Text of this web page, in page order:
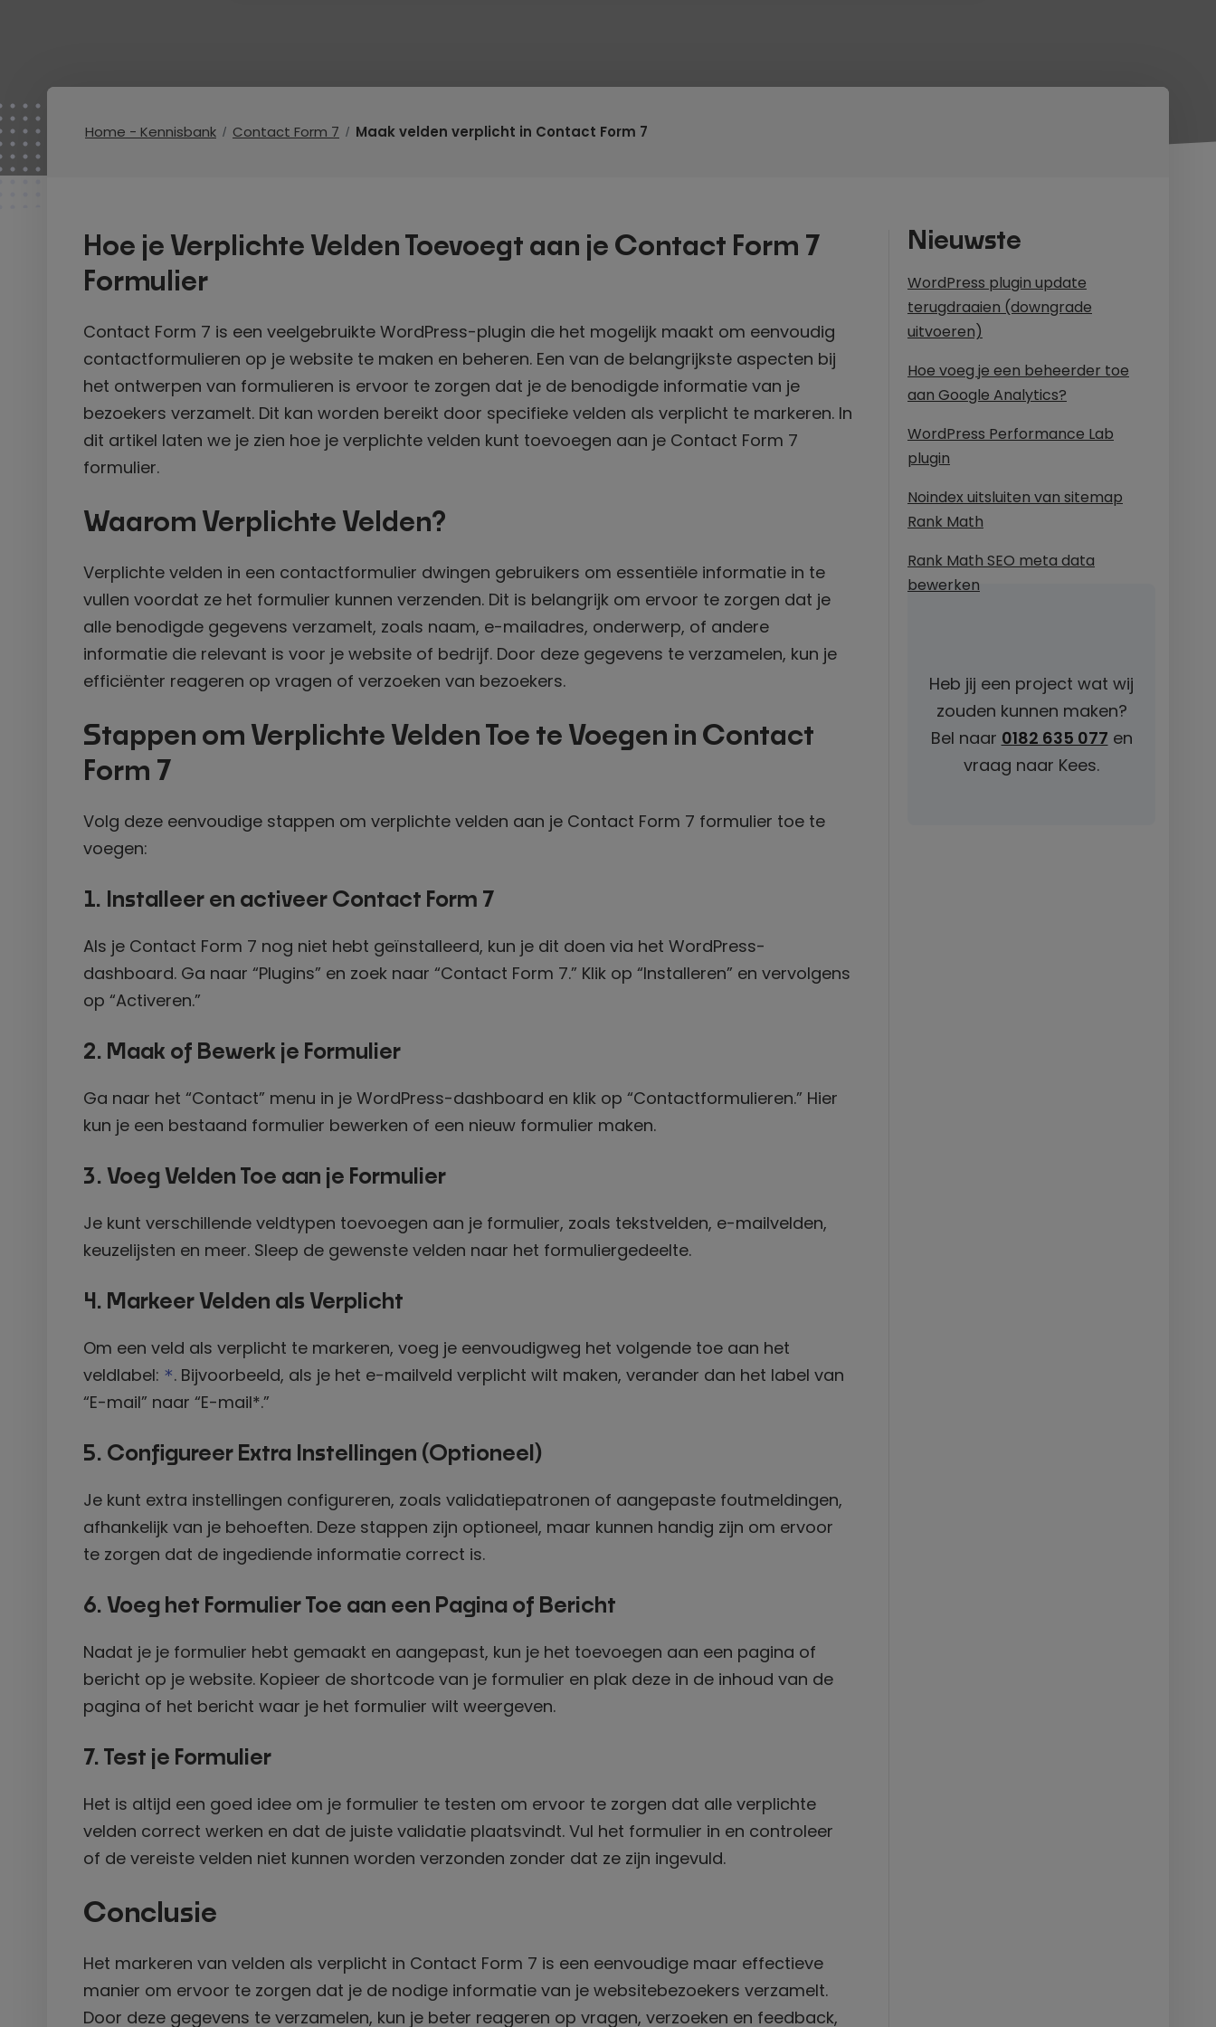
Home - Kennisbank Contact Form 7 Maak velden verplicht in Contact Form 7
Hoe je Verplichte Velden Toevoegt aan je Contact Form 7
Formulier
Contact Form 7 is een veelgebruikte WordPress-plugin die het mogelijk maakt om eenvoudig
contactformulieren op je website te maken en beheren. Een van de belangrijkste aspecten bij
het ontwerpen van formulieren is ervoor te zorgen dat je de benodigde informatie van je
bezoekers verzamelt. Dit kan worden bereikt door specifieke velden als verplicht te markeren. In
dit artikel laten we je zien hoe je verplichte velden kunt toevoegen aan je Contact Form 7
formulier.
Waarom Verplichte Velden?
Verplichte velden in een contactformulier dwingen gebruikers om essentiële informatie in te
vullen voordat ze het formulier kunnen verzenden. Dit is belangrijk om ervoor te zorgen dat je
alle benodigde gegevens verzamelt, zoals naam, e-mailadres, onderwerp, of andere
informatie die relevant is voor je website of bedrijf. Door deze gegevens te verzamelen, kun je
efficiënter reageren op vragen of verzoeken van bezoekers.
Stappen om Verplichte Velden Toe te Voegen in Contact
Form 7
Volg deze eenvoudige stappen om verplichte velden aan je Contact Form 7 formulier toe te
voegen:
1. Installeer en activeer Contact Form 7
Als je Contact Form 7 nog niet hebt geïnstalleerd, kun je dit doen via het WordPress-
dashboard. Ga naar “Plugins” en zoek naar “Contact Form 7.” Klik op “Installeren” en vervolgens
op “Activeren.”
2. Maak of Bewerk je Formulier
Ga naar het “Contact” menu in je WordPress-dashboard en klik op “Contactformulieren.” Hier
kun je een bestaand formulier bewerken of een nieuw formulier maken.
3. Voeg Velden Toe aan je Formulier
Je kunt verschillende veldtypen toevoegen aan je formulier, zoals tekstvelden, e-mailvelden,
keuzelijsten en meer. Sleep de gewenste velden naar het formuliergedeelte.
4. Markeer Velden als Verplicht
Om een veld als verplicht te markeren, voeg je eenvoudigweg het volgende toe aan het
veldlabel: *. Bijvoorbeeld, als je het e-mailveld verplicht wilt maken, verander dan het label van
“E-mail” naar “E-mail*.”
5. Configureer Extra Instellingen (Optioneel)
Je kunt extra instellingen configureren, zoals validatiepatronen of aangepaste foutmeldingen,
afhankelijk van je behoeften. Deze stappen zijn optioneel, maar kunnen handig zijn om ervoor
te zorgen dat de ingediende informatie correct is.
6. Voeg het Formulier Toe aan een Pagina of Bericht
Nadat je je formulier hebt gemaakt en aangepast, kun je het toevoegen aan een pagina of
bericht op je website. Kopieer de shortcode van je formulier en plak deze in de inhoud van de
pagina of het bericht waar je het formulier wilt weergeven.
7. Test je Formulier
Het is altijd een goed idee om je formulier te testen om ervoor te zorgen dat alle verplichte
velden correct werken en dat de juiste validatie plaatsvindt. Vul het formulier in en controleer
of de vereiste velden niet kunnen worden verzonden zonder dat ze zijn ingevuld.
Conclusie
Het markeren van velden als verplicht in Contact Form 7 is een eenvoudige maar effectieve
manier om ervoor te zorgen dat je de nodige informatie van je websitebezoekers verzamelt.
Door deze gegevens te verzamelen, kun je beter reageren op vragen, verzoeken en feedback,
Nieuwste
WordPress plugin update
terugdraaien (downgrade
uitvoeren)
Hoe voeg je een beheerder toe
aan Google Analytics?
WordPress Performance Lab
plugin
Noindex uitsluiten van sitemap
Rank Math
Rank Math SEO meta data
bewerken
Heb jij een project wat wij
zouden kunnen maken?
Bel naar 0182 635 077 en
vraag naar Kees.